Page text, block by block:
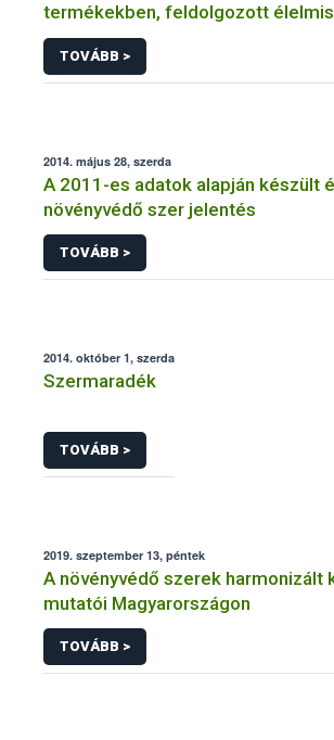
termékekben, feldolgozott
TOVÁBB >
2014. május 28, szerda
A 2011-es adatok alapján készült
növényvédő szer jelentés
TOVÁBB >
2014. október 1, szerda
Szermaradék
TOVÁBB >
2019. szeptember 13, péntek
A növényvédő szerek harmonizált
mutatói Magyarországon
TOVÁBB >